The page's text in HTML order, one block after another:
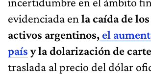
evidenciada en la caída de
activos argentinos, el
paísy la dolarización de
traslada al precio del dólar